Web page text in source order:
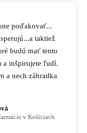
poďakovať...
taktiež
budú mať tento
a inšpirujete ľudí.
a nech záhradka
v Košiciach